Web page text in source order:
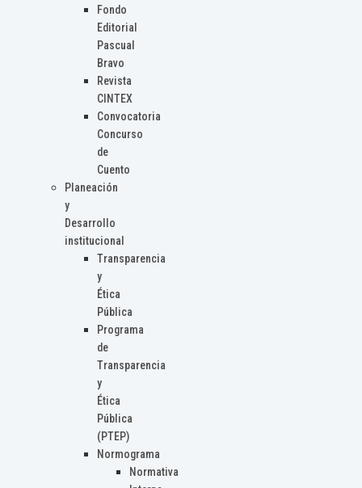
Fondo
Editorial
Pascual
Bravo
Revista
CINTEX
Convocatoria
Concurso
de
Cuento
Planeación
y
Desarrollo
institucional
Transparencia
y
Ética
Pública
Programa
de
Transparencia
y
Ética
Pública
(PTEP)
Normograma
Normativa